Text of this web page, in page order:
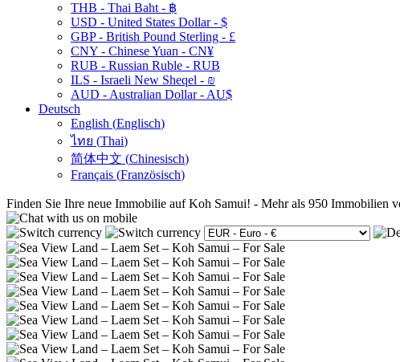
THB - Thai Baht - ฿
USD - United States Dollar - $
GBP - British Pound Sterling - £
CNY - Chinese Yuan - CN¥
RUB - Russian Ruble - RUB
ILS - Israeli New Sheqel - ₪
AUD - Australian Dollar - AU$
Deutsch
English (Englisch)
ไทย (Thai)
简体中文 (Chinesisch)
Français (Französisch)
Finden Sie Ihre neue Immobilie auf Koh Samui! - Mehr als 950 Immobilien